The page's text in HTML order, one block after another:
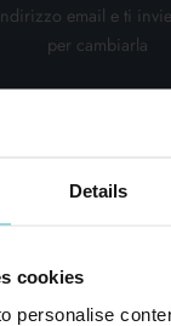
Details
cookies
personalise
email e ti
per cambiarla